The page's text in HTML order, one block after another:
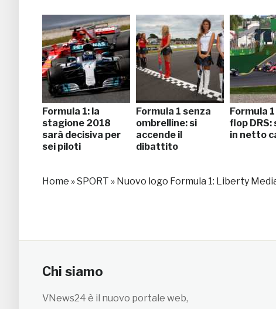
Formula 1: la
stagione 2018
sarà decisiva per
sei piloti
Formula 1 senza
ombrelline: si
accende il
dibattito
Formula
flop DRS:
in netto
Home »SPORT » Nuovo logo Formula 1: Liberty
Chi siamo
VNews24 è il nuovo portale web,